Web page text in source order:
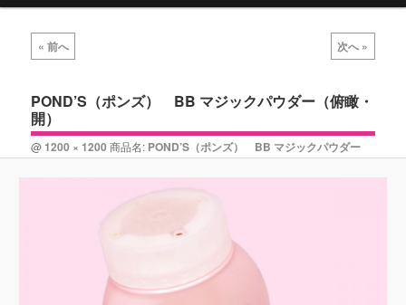
ー
テ
ン
ツ
ン
ツ
へ
画
像
ビ
ゲ
ー
シ
ョ
« 前へ 次へ »
POND’S（ポンズ） BB マジックパウダー（俯瞰・
開）
@ 1200 × 1200 商品名: POND’S（ポンズ） BB マジックパウダー